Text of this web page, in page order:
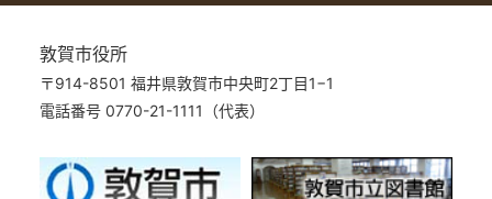
敦賀市役所
〒914-8501 福井県敦賀市中央町2丁目1−1
電話番号 0770-21-1111（代表）